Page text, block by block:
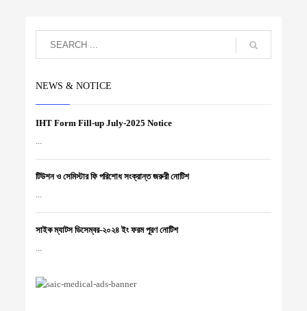
NEWS & NOTICE
IHT Form Fill-up July-2025 Notice
...
টিউশন ও সেমিস্টার ফি পরিশোধ সংক্রান্ত জরুরী নোটিশ
...
সাইক ম্যাটস ডিসেম্বর-২০২৪ ইং ফরম পূরণ নোটিশ
...